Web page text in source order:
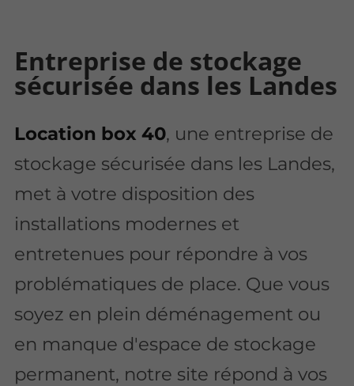
Entreprise de stockage
sécurisée dans les Landes
Location box 40, une entreprise de
stockage sécurisée dans les Landes,
met à votre disposition des
installations modernes et
entretenues pour répondre à vos
problématiques de place. Que vous
soyez en plein déménagement ou
en manque d'espace de stockage
permanent, notre site répond à vos